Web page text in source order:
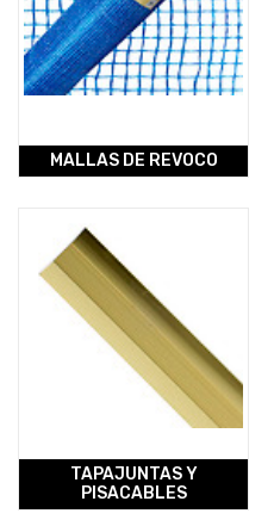
MALLAS DE REVOCO
TAPAJUNTAS Y
PISACABLES